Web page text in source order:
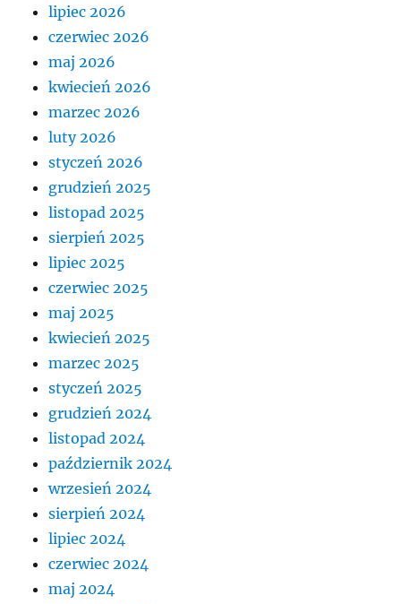
lipiec 2026
czerwiec 2026
maj 2026
kwiecień 2026
marzec 2026
luty 2026
styczeń 2026
grudzień 2025
listopad 2025
sierpień 2025
lipiec 2025
czerwiec 2025
maj 2025
kwiecień 2025
marzec 2025
styczeń 2025
grudzień 2024
listopad 2024
październik 2024
wrzesień 2024
sierpień 2024
lipiec 2024
czerwiec 2024
maj 2024